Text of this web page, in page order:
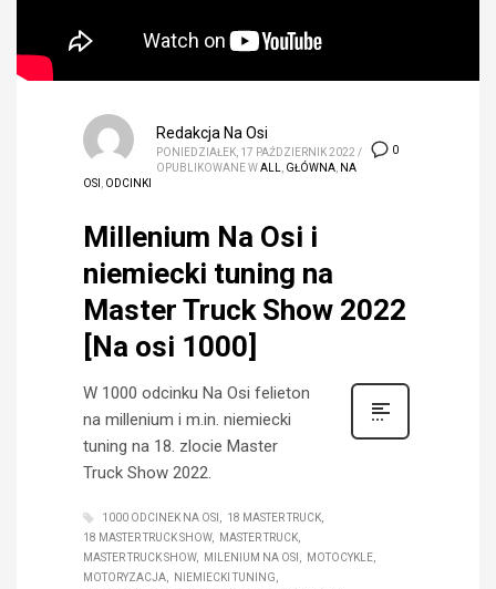
0
Redakcja Na Osi
PONIEDZIAŁEK, 17 PAŹDZIERNIK 2022 /
OPUBLIKOWANE WALL GŁÓWNA NA
OSI
ODCINKI
Millenium Na Osi i
niemiecki tuning na
Master Truck Show 2022
[Na osi 1000]
W 1000 odcinku Na Osi felieton
na millenium i m.in. niemiecki
tuning na 18. zlocie Master
Truck Show 2022.
1000 ODCINEK NA OSI
18 MASTER TRUCK
18 MASTER TRUCK SHOW
MASTER TRUCK
MASTER TRUCK SHOW
MILENIUM NA OSI
MOTOCYKLE
MOTORYZACJA
NIEMIECKI TUNING